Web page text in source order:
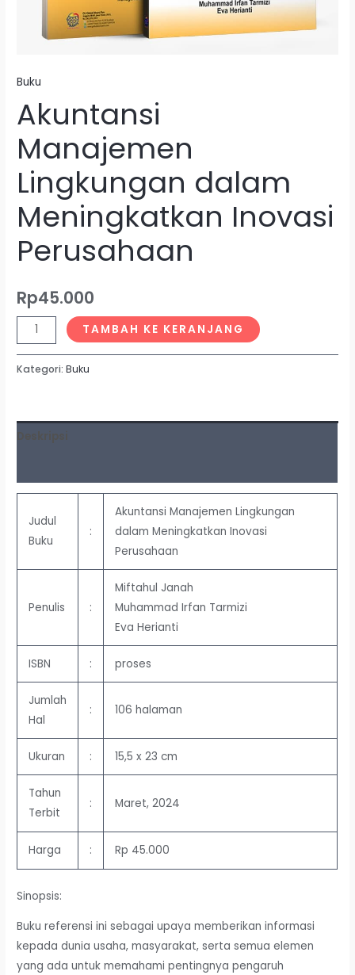
Buku
Akuntansi
Manajemen
Lingkungan dalam
Meningkatkan Inovasi
Perusahaan
Rp45.000
TAMBAH KE KERANJANG
Kategori:Buku
Deskripsi
Judul
Buku
:
Akuntansi Manajemen Lingkungan
dalam Meningkatkan Inovasi
Perusahaan
Penulis :
Miftahul Janah
Muhammad Irfan Tarmizi
Eva Herianti
ISBN : proses
Jumlah
Hal
: 106 halaman
Ukuran : 15,5 x 23 cm
Tahun
Terbit
: Maret, 2024
Harga : Rp 45.000
Sinopsis:
Buku referensi ini sebagai upaya memberikan informasi
kepada dunia usaha, masyarakat, serta semua elemen
yang ada untuk memahami pentingnya pengaruh